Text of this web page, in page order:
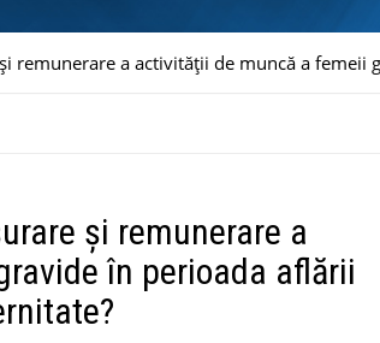
remunerare a activității de muncă a
și remunerare a
în perioada aflării